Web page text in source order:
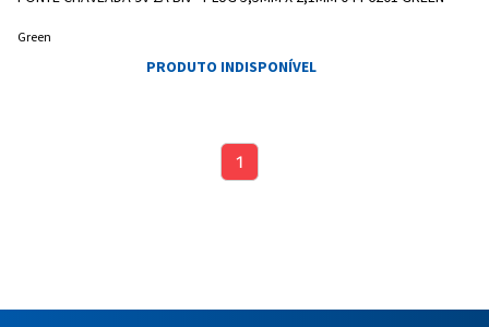
Green
PRODUTO INDISPONÍVEL
1